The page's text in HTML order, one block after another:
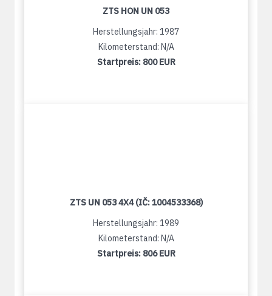
ZTS HON UN 053
Herstellungsjahr: 1987
Kilometerstand: N/A
Startpreis: 800 EUR
ZTS UN 053 4X4 (IČ: 1004533368)
Herstellungsjahr: 1989
Kilometerstand: N/A
Startpreis: 806 EUR